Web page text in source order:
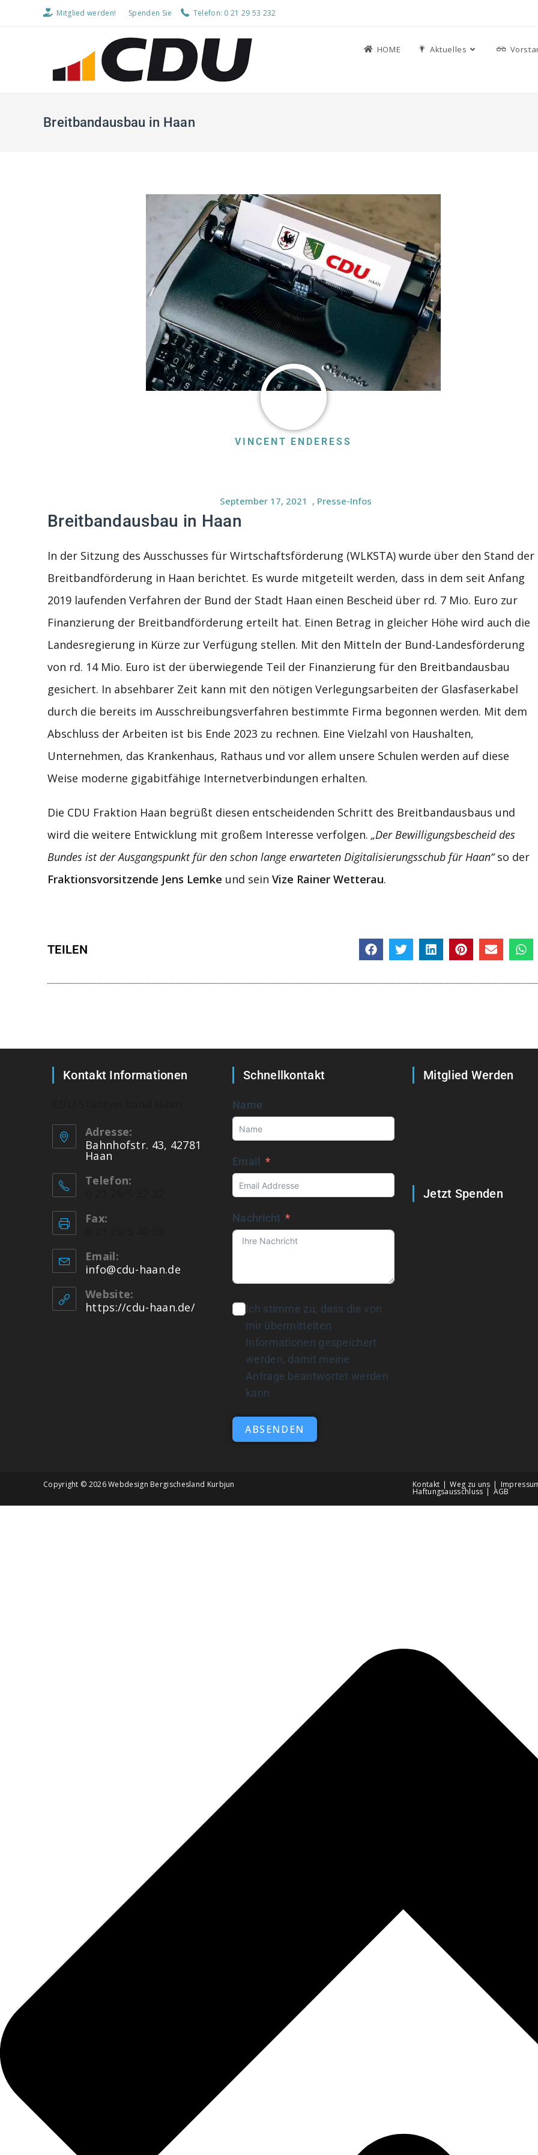
Mitglied werden! Spenden Sie Telefon: 0 21 29 53 232
HOME Aktuelles
Breitbandausbau in Haan
VINCENT ENDERESS
September 17, 2021 , Presse-Infos
Breitbandausbau in Haan
In der Sitzung des Ausschusses für Wirtschaftsförderung (WLKSTA) wurde über den Stand der
Breitbandförderung in Haan berichtet. Es wurde mitgeteilt werden, dass in dem seit Anfang
2019 laufenden Verfahren der Bund der Stadt Haan einen Bescheid über rd. 7 Mio. Euro zur
Finanzierung der Breitbandförderung erteilt hat. Einen Betrag in gleicher Höhe wird auch die
Landesregierung in Kürze zur Verfügung stellen. Mit den Mitteln der Bund-Landesförderung
von rd. 14 Mio. Euro ist der überwiegende Teil der Finanzierung für den Breitbandausbau
gesichert. In absehbarer Zeit kann mit den nötigen Verlegungsarbeiten der Glasfaserkabel
durch die bereits im Ausschreibungsverfahren bestimmte Firma begonnen werden. Mit dem
Abschluss der Arbeiten ist bis Ende 2023 zu rechnen. Eine Vielzahl von Haushalten,
Unternehmen, das Krankenhaus, Rathaus und vor allem unsere Schulen werden auf diese
Weise moderne gigabitfähige Internetverbindungen erhalten.
Die CDU Fraktion Haan begrüßt diesen entscheidenden Schritt des Breitbandausbaus und
wird die weitere Entwicklung mit großem Interesse verfolgen. „Der Bewilligungsbescheid des
Bundes ist der Ausgangspunkt für den schon lange erwarteten Digitalisierungsschub für Haan“so der
Fraktionsvorsitzende Jens Lemke und sein Vize Rainer Wetterau.
TEILEN
Kontakt Informationen
Adresse:
Bahnhofstr. 43, 42781
Haan
Telefon:
Fax:
Email:
info@cdu-haan.de
Website:
https://cdu-haan.de/
Schnellkontakt
Name
Email
Nachricht
Ich stimme zu, dass die von
mir übermittelten
Informationen gespeichert
werden, damit meine
Anfrage beantwortet werden
kann
ABSENDEN
Mitglied Werden
Jetzt Spenden
Kontakt Weg zu uns
Haftungsausschluss AGB
Copyright © 2026Webdesign Bergischesland Kurbjun